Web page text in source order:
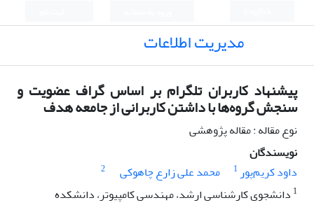
مدیریت اطلاعات
پیشنهاد کاربران تلگرام بر اساس گراف عضویت و
سنجش گروه‌ها با داشتن کاربرانی از جامعه هدف
نوع مقاله : مقاله پژوهشی
نویسندگان
داود کریم‌پور1 محمد علی زارع چاهوکی
2
1 دانشجوی کارشناسی ارشد، مهندسی کامپیوتر، دانشکده